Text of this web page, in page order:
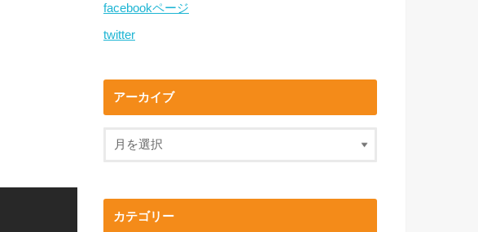
facebookページ
twitter
アーカイブ
カテゴリー